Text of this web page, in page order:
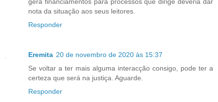
gera financiamentos para processos que dirige deveria dar
nota da situação aos seus leitores.
Responder
Eremita 20 de novembro de 2020 às 15:37
Se voltar a ter mais alguma interacção consigo, pode ter a
certeza que será na justiça. Aguarde.
Responder